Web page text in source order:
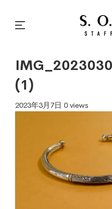
(1)
2023年3月7日 0 views